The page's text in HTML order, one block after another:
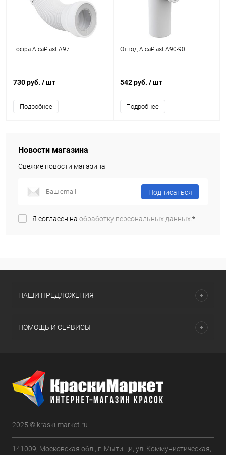
Гофра AlcaPlast A97
730 руб. / шт
Подробнее
Отвод AlcaPlast A90-90
542 руб. / шт
Подробнее
Новости магазина
Свежие новости магазина
Подписаться
Я согласен на обработку персональных данных.*
НАШИ ПРЕДЛОЖЕНИЯ
ПОМОЩЬ И СЕРВИСЫ
2025 © kraski-market.ru
141009, Московская обл., г. Мытищи, ул. Коммунистическая,